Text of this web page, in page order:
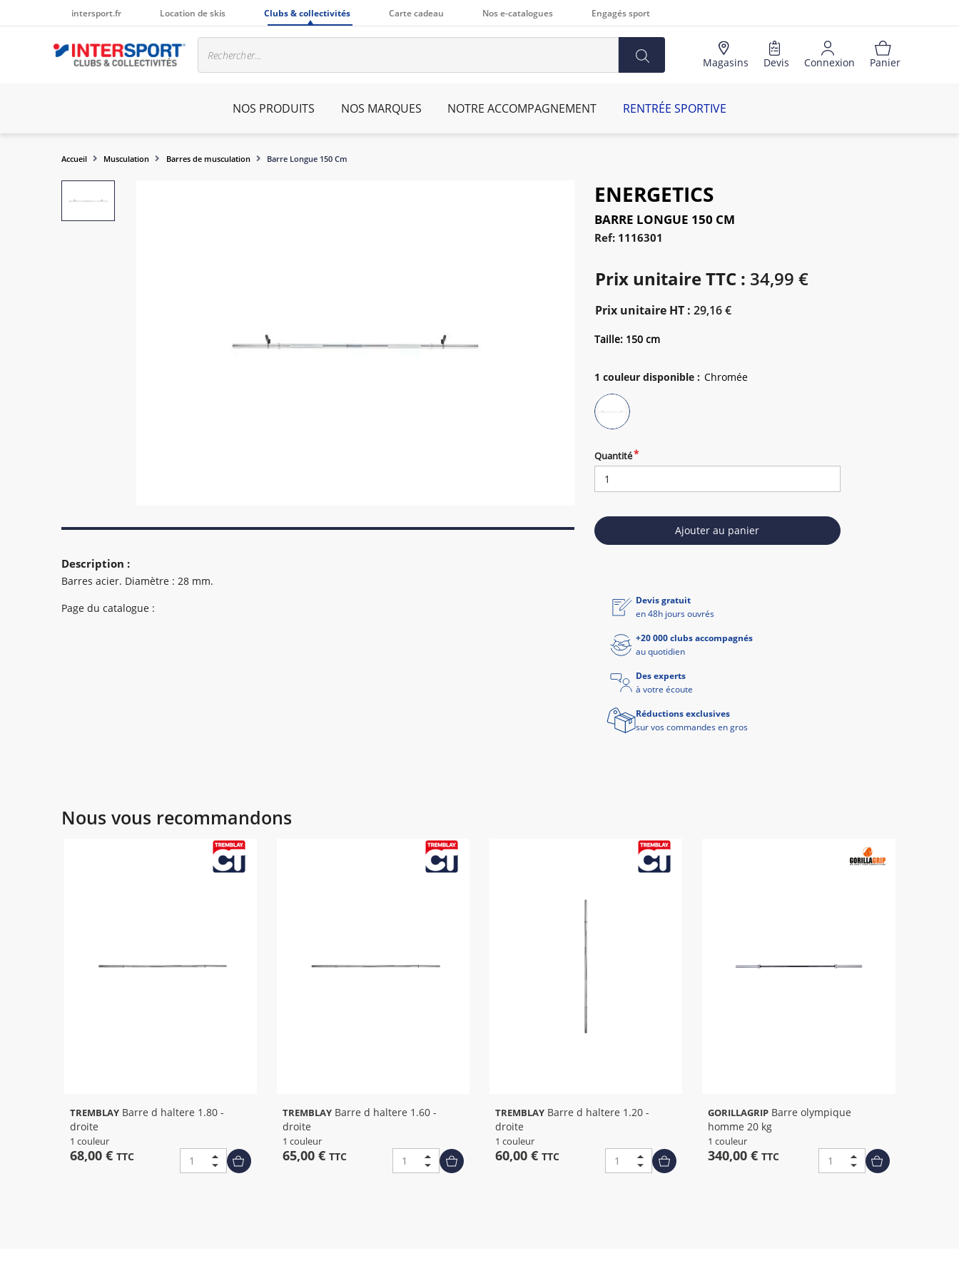
intersport.fr Location de skis Clubs & collectivités Carte cadeau Nos e-catalogues Engagés sport
Magasins Devis Connexion Panier
NOS PRODUITS NOS MARQUES NOTRE ACCOMPAGNEMENT RENTRÉE SPORTIVE
Accueil Musculation Barres de musculation Barre Longue 150 Cm
ENERGETICS
BARRE LONGUE 150 CM
Ref: 1116301
Prix unitaire TTC : 34,99 €
Prix unitaire HT : 29,16 €
Taille: 150 cm
1 couleur disponible:
Quantité
Ajouter au panier
Description :
Barres acier. Diamètre : 28 mm.
Page du catalogue :
Devis gratuit
en 48h jours ouvrés
+20 000 clubs accompagnés
au quotidien
Des experts
à votre écoute
Réductions exclusives
sur vos commandes en gros
Nous vous recommandons
TREMBLAYBarre d haltere 1.80 -
droite
1 couleur
68,00 € TTC
TREMBLAYBarre d haltere 1.60 -
droite
1 couleur
65,00 € TTC
TREMBLAY
droite
1 couleur
60,00 € TTC
GORILLAGRIP
homme 20 kg
1 couleur
340,00 €TTC